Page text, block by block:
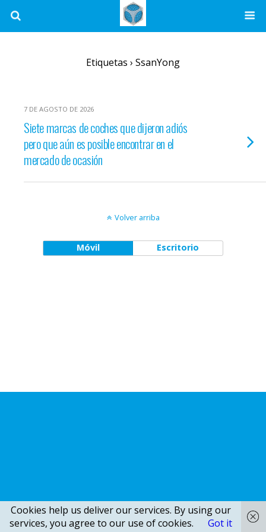
Etiquetas › SsanYong
7 DE AGOSTO DE 2026
Siete marcas de coches que dijeron adiós
pero que aún es posible encontrar en el
mercado de ocasión
Volver arriba
Móvil Escritorio
Cookies help us deliver our services. By using our
services, you agree to our use of cookies.
Got it